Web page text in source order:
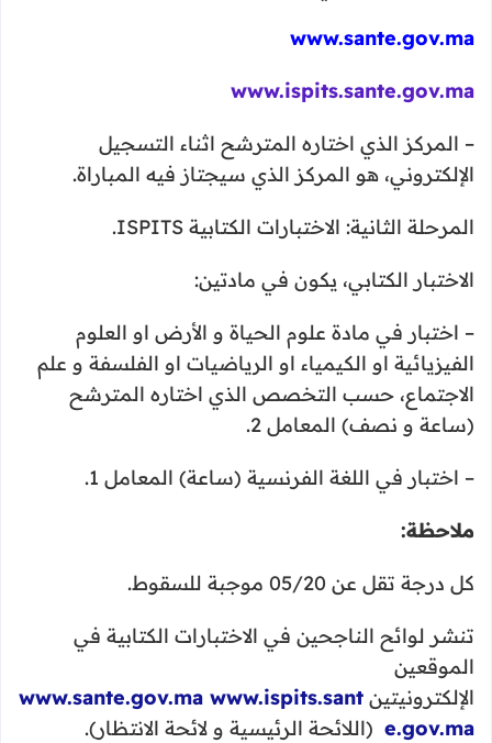
www.sante.gov.ma
www.ispits.sante.gov.ma
– المركز الذي اختاره المترشح اثناء التسجيل
الإلكتروني، هو المركز الذي سيجتاز فيه المباراة.
المرحلة الثانية: الاختبارات الكتابية ISPITS.
الاختبار الكتابي، يكون في مادتين:
– اختبار في مادة علوم الحياة و الأرض او العلوم
الفيزيائية او الكيمياء او الرياضيات او الفلسفة و علم
الاجتماع، حسب التخصص الذي اختاره المترشح
(ساعة و نصف) المعامل 2.
– اختبار في اللغة الفرنسية (ساعة) المعامل 1.
ملاحظة:
كل درجة تقل عن 05/20 موجبة للسقوط.
تنشر لوائح الناجحين في الاختبارات الكتابية في
الموقعين
الإلكترونيتين
www.sante.gov.ma www.ispits.sant
e.gov.ma (اللائحة الرئيسية و لائحة الانتظار).